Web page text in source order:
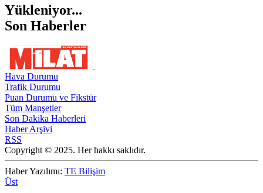
Yükleniyor...
Son Haberler
Hava Durumu
Trafik Durumu
Puan Durumu ve Fikstür
Tüm Manşetler
Son Dakika Haberleri
Haber Arşivi
RSS
Copyright © 2025. Her hakkı saklıdır.
Haber Yazılımı: TE Bilişim
Üst